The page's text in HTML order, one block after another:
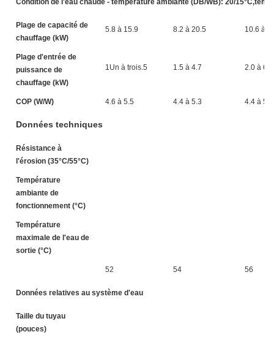
Plage de capacité de
chauffage (kW)
5.8 à 15.9 8.2 à 20.5 10.6 à
Plage d'entrée de
puissance de
chauffage (kW)
1Un à trois.5 1.5 à 4.7 2.0 à 6.0
COP (W/W) 4.6 à 5.5 4.4 à 5.3 4.4 à 5.2
Données techniques
Résistance à
l'érosion (35°C/55°C)
Température
ambiante de
fonctionnement (°C)
Température
maximale de l'eau de
sortie (°C)
52 54 56
Données relatives au système d'eau
Taille du tuyau
(pouces)